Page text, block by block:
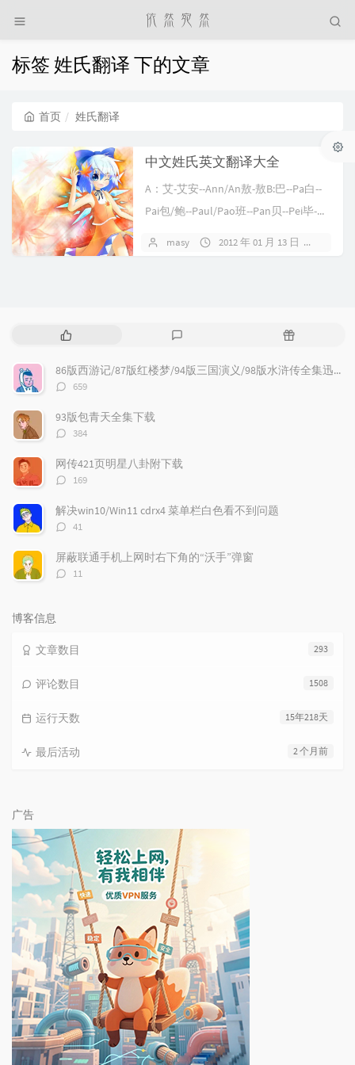
标签 姓氏翻译 下的文章
首页 姓氏翻译
中文姓氏英文翻译大全
A：艾-艾安--Ann/An敖-敖B:巴--Pa白--
Pai包/鲍--Paul/Pao班--Pan贝--Pei毕-...
masy 2012 年 01 月 13 日
热
文
章
评
论
随
文
章
86版西游记/87版红楼梦/94版三国演义/98版水浒传全集迅雷下载
评
数：
659
93版包青天全集下载
评
数：
384
网传421页明星八卦附下载
评
数：
169
解决win10/Win11 cdrx4 菜单栏白色看不到问题
评
数：
41
屏蔽联通手机上网时右下角的“沃手”弹窗
评
11
博客信息
293
文章数目
1508
评论数目
15年218天
运行天数
2 个月前
最后活动
广告